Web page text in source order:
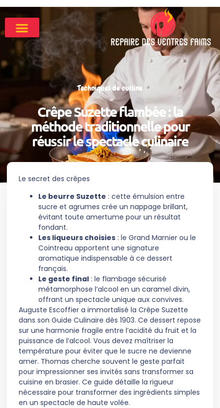
Techniques de cuisine
Crêpe Suzette flambée : la
méthode traditionnelle pour
réussir le spectacle culinaire
Le secret des crêpes
Le beurre Suzette : cette émulsion entre
sucre et agrumes crée un nappage brillant,
évitant toute amertume pour un résultat
fondant.
Les liqueurs choisies : le Grand Marnier ou le
Cointreau apportent une signature
aromatique indispensable à ce dessert
français.
Le geste final : le flambage sécurisé
métamorphose l’alcool en un caramel divin,
offrant un spectacle unique aux convives.
Auguste Escoffier a immortalisé la Crêpe Suzette
dans son Guide Culinaire dès 1903. Ce dessert repose
sur une harmonie fragile entre l’acidité du fruit et la
puissance de l’alcool. Vous devez maîtriser la
température pour éviter que le sucre ne devienne
amer. Thomas cherche souvent le geste parfait
pour impressionner ses invités sans transformer sa
cuisine en brasier. Ce guide détaille la rigueur
nécessaire pour transformer des ingrédients simples
en un spectacle de haute volée.